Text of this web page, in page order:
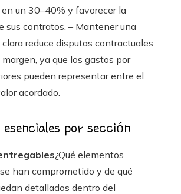
un 30–40% y favorecer la
sus contratos. – Mantener una
reduce disputas contractuales
ya que los gastos por
pueden representar entre el
acordado.
esenciales por sección
¿Qué elementos
han comprometido y de qué
detallados dentro del